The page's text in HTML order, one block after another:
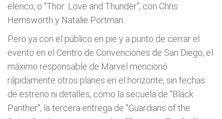
elenco; o "Thor: Love and Thunder", con Chris
Hemsworth y Natalie Portman.
Pero ya con el público en pie y a punto de cerrar el
evento en el Centro de Convenciones de San Diego, el
máximo responsable de Marvel mencionó
rápidamente otros planes en el horizonte, sin fechas
de estreno ni detalles, como la secuela de "Black
Panther", la tercera entrega de "Guardians of the